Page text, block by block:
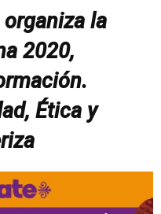
organiza la
2020,
Ética y